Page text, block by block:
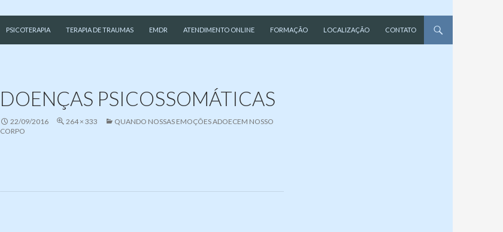
PSICOTERAPIA TERAPIA DE TRAUMAS EMDR ATENDIMENTO ONLINE FORMAÇÃO LOCALIZAÇÃO CONTATO
DOENÇAS PSICOSSOMÁTICAS
22/09/2016 264 × 333
QUANDO NOSSAS EMOÇÕES ADOECEM NOSSO
CORPO